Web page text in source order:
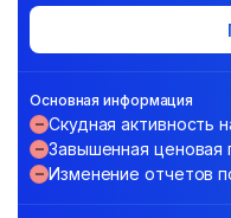
Основная информация
Скудная активность
Завышенная ценовая
Изменение отчетов